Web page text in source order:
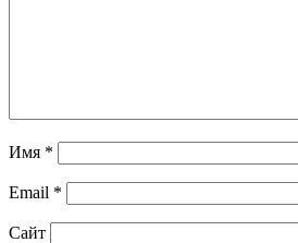
Имя *
Email *
Сайт